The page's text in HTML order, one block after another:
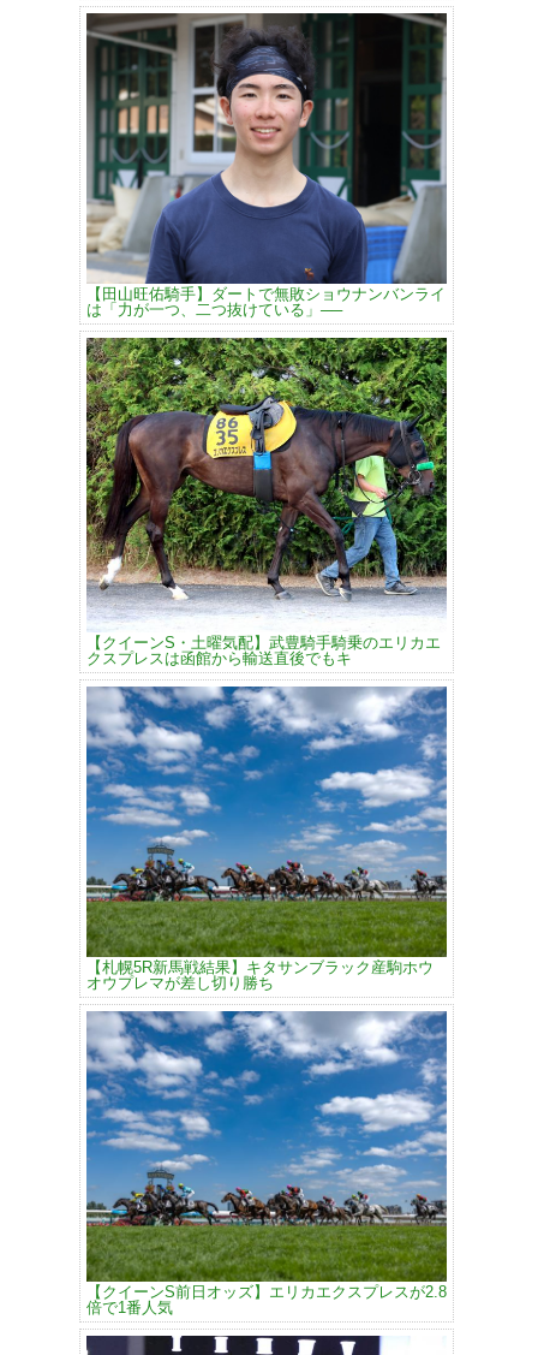
【田山旺佑騎手】ダートで無敗ショウナンバンライ
は「力が一つ、二つ抜けている」──
【クイーンS・土曜気配】武豊騎手騎乗のエリカエ
クスプレスは函館から輸送直後でもキ
【札幌5R新馬戦結果】キタサンブラック産駒ホウ
オウプレマが差し切り勝ち
【クイーンS前日オッズ】エリカエクスプレスが2.8
倍で1番人気